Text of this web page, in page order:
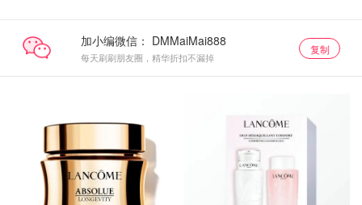
加小编微信：
每天刷刷朋友圈，精华折扣不漏掉
复制